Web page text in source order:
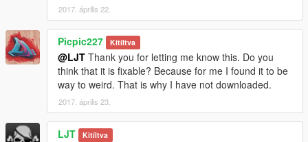
2017. április 22.
Picpic227 Kitíltva
@LJT Thank you for letting me know this. Do you
think that it is fixable? Because for me I found it to be
way to weird. That is why I have not downloaded.
2017. április 23.
LJT Kitíltva